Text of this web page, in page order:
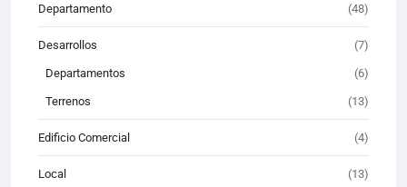
Departamento (48)
Desarrollos (7)
Departamentos (6)
Terrenos (13)
Edificio Comercial (4)
Local (13)